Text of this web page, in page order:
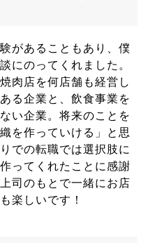
があることもあり、僕
にのってくれました。
肉店を何店舗も経営し
る企業と、飲食事業を
い企業。将来のことを
を作っていける」と思
での転職では選択肢に
ってくれたことに感謝
司のもとで一緒にお店
楽しいです！